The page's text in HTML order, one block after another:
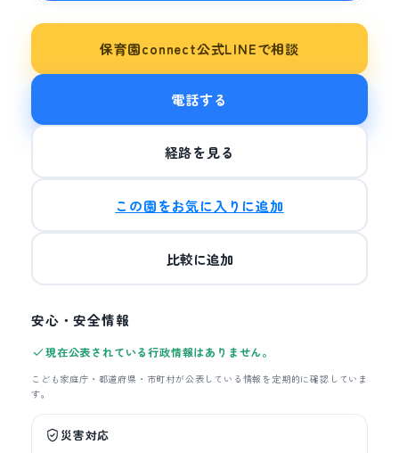
保育園connect公式LINEで相談
電話する
経路を見る
この園をお気に入りに追加
比較に追加
安心・安全情報
現在公表されている行政情報はありません。
こども家庭庁・都道府県・市町村が公表している情報を定期的に確認していま
す。
災害対応